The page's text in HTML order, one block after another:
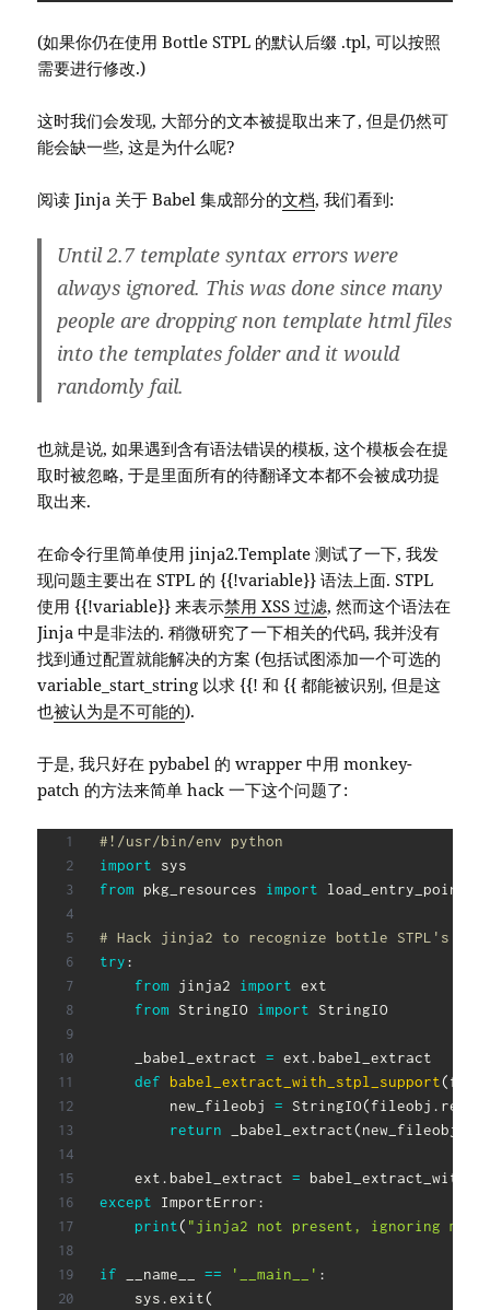
(如果你仍在使用 Bottle STPL 的默认后缀 .tpl, 可以按照
需要进行修改.)
这时我们会发现, 大部分的文本被提取出来了, 但是仍然可
能会缺一些, 这是为什么呢?
阅读 Jinja 关于 Babel 集成部分的文档, 我们看到:
Until 2.7 template syntax errors were
always ignored. This was done since many
people are dropping non template html files
into the templates folder and it would
randomly fail.
也就是说, 如果遇到含有语法错误的模板, 这个模板会在提
取时被忽略, 于是里面所有的待翻译文本都不会被成功提
取出来.
在命令行里简单使用 jinja2.Template 测试了一下, 我发
现问题主要出在 STPL 的 {{!variable}} 语法上面. STPL
使用 {{!variable}} 来表示禁用 XSS 过滤, 然而这个语法在
Jinja 中是非法的. 稍微研究了一下相关的代码, 我并没有
找到通过配置就能解决的方案 (包括试图添加一个可选的
variable_start_string 以求 {{! 和 {{ 都能被识别, 但是这
也被认为是不可能的).
于是, 我只好在 pybabel 的 wrapper 中用 monkey-
patch 的方法来简单 hack 一下这个问题了:
#!/usr/bin/env python
import
from pkg_resources import load_entry_point
# Hack jinja2 to recognize bottle STPL's
try:
from jinja2 import ext
from StringIO import StringIO
    _babel_extract
= ext . babel_extract
def
babel_extract_with_stpl_support(
        new_fileobj
= StringIO(fileobj . read
return _babel_extract(new_fileobj
    ext
. babel_extract =
except ImportError:
print( "jinja2 not present, ignoring
if __name__ == '__main__' :
    sys
.exit(